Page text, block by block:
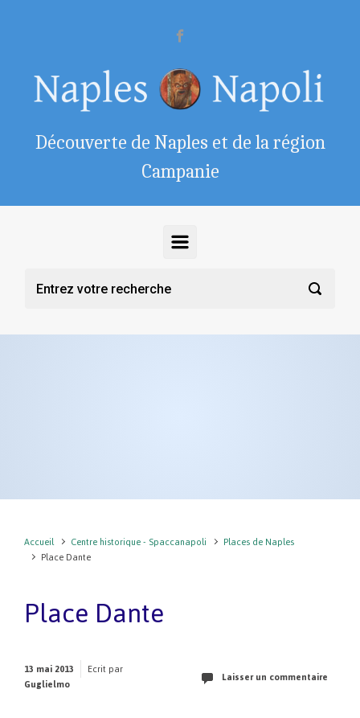
Découverte de Naples et de la région
Campanie
Accueil Centre historique - Spaccanapoli
Places de Naples
Place Dante
Place Dante
13 mai 2013
Ecrit par
Guglielmo
Laisser un commentaire